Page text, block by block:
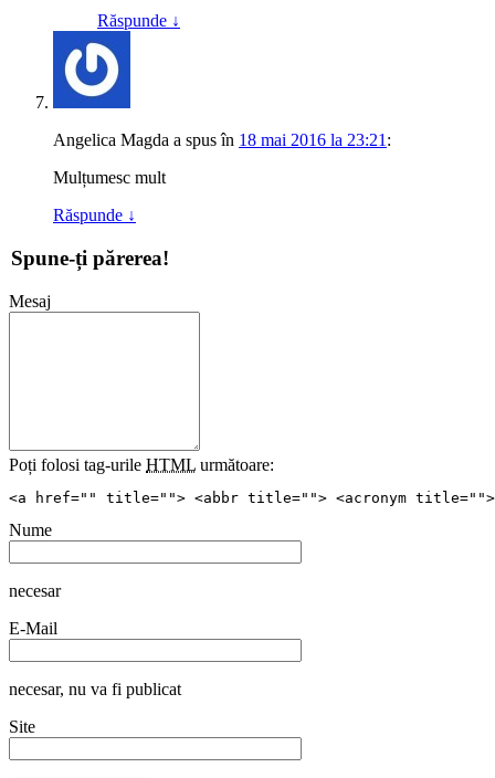
Răspunde ↓
Angelica Magda a spusîn 18 mai 2016 la 23:21 :
Mulțumesc mult
Răspunde ↓
Spune-ți părerea!
Mesaj
Poți folosi tag-urile HTML următoare:
<a href="" title=""> <abbr title=""> <acronym title="">
Nume
necesar
E-Mail
necesar, nu va fi publicat
Site